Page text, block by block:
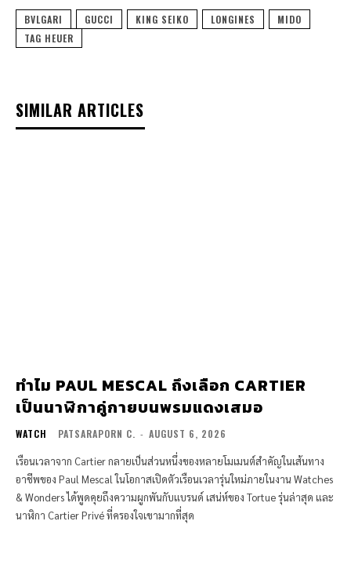
BVLGARI GUCCI KING SEIKO LONGINES
MIDO
TAG HEUER
SIMILAR ARTICLES
ทำไม PAUL MESCAL ถึงเลือก CARTIER
เป็นนาฬิกาคู่กายบนพรมแดงเสมอ
WATCH PATSARAPORN C. - AUGUST 6, 2026
เรือนเวลาจาก Cartier กลายเป็นส่วนหนึ่งของหลายโมเมนต์สำคัญในเส้นทาง
อาชีพของ Paul Mescal ในโอกาสเปิดตัวเรือนเวลารุ่นใหม่ภายในงาน Watches
& Wonders ได้พูดคุยถึงความผูกพันกับแบรนด์ เสน่ห์ของ Tortue รุ่นล่าสุด และ
นาฬิกา Cartier Privé ที่ครองใจเขามากที่สุด